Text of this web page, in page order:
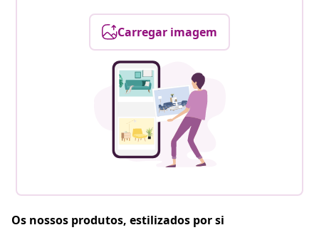
Carregar imagem
Os nossos produtos, estilizados por si